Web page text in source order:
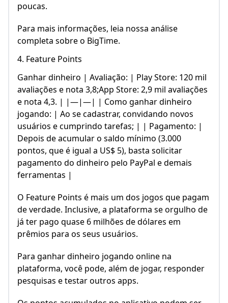
poucas.
Para mais informações, leia nossa análise
completa sobre o BigTime.
4. Feature Points
Ganhar dinheiro | Avaliação: | Play Store: 120 mil
avaliações e nota 3,8;App Store: 2,9 mil avaliações
e nota 4,3. | |—|—| | Como ganhar dinheiro
jogando: | Ao se cadastrar, convidando novos
usuários e cumprindo tarefas; | | Pagamento: |
Depois de acumular o saldo mínimo (3.000
pontos, que é igual a US$ 5), basta solicitar
pagamento do dinheiro pelo PayPal e demais
ferramentas |
O Feature Points é mais um dos jogos que pagam
de verdade. Inclusive, a plataforma se orgulho de
já ter pago quase 6 milhões de dólares em
prêmios para os seus usuários.
Para ganhar dinheiro jogando online na
plataforma, você pode, além de jogar, responder
pesquisas e testar outros apps.